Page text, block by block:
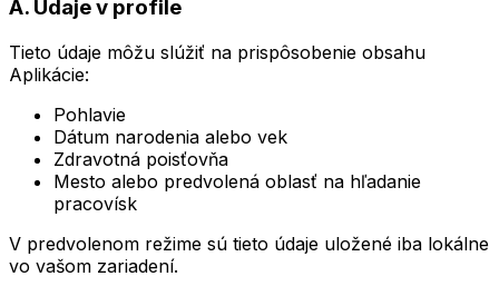
A. Údaje v profile
Tieto údaje môžu slúžiť na prispôsobenie obsahu
Aplikácie:
Pohlavie
Dátum narodenia alebo vek
Zdravotná poisťovňa
Mesto alebo predvolená oblasť na hľadanie
pracovísk
V predvolenom režime sú tieto údaje uložené iba lokálne
vo vašom zariadení.